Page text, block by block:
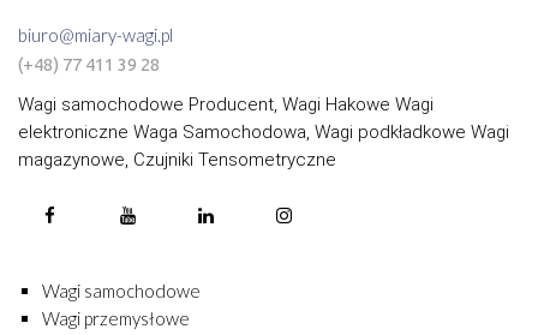
biuro@miary-wagi.pl
(+48) 77 411 39 28
Wagi samochodowe Producent, Wagi Hakowe Wagi
elektroniczne Waga Samochodowa, Wagi podkładkowe Wagi
magazynowe, Czujniki Tensometryczne
Wagi samochodowe
Wagi przemysłowe